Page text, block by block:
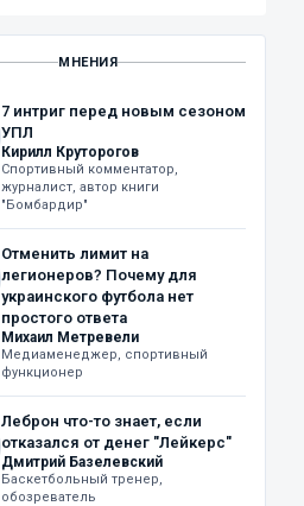
МНЕНИЯ
7 интриг перед новым сезоном
УПЛ
Кирилл Круторогов
Спортивный комментатор,
журналист, автор книги
"Бомбардир"
Отменить лимит на
легионеров? Почему для
украинского футбола нет
простого ответа
Михаил Метревели
Медиаменеджер, спортивный
функционер
Леброн что-то знает, если
отказался от денег "Лейкерс"
Дмитрий Базелевский
Баскетбольный тренер,
обозреватель